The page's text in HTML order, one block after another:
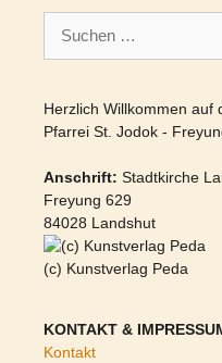
nach:
Herzlich Willkommen auf
Pfarrei St. Jodok -
Anschrift: Stadtkirche
Freyung 629
84028 Landshut
(c) Kunstverlag Peda
KONTAKT &
Kontakt